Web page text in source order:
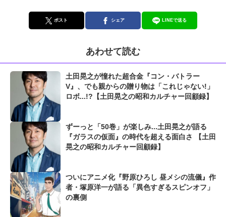
ポスト シェア LINEで送る
あわせて読む
土田晃之が憧れた超合金『コン・バトラー
V』、でも親からの贈り物は「これじゃない!」
ロボ...!?【土田晃之の昭和カルチャー回顧録】
ずーっと「50巻」が楽しみ...土田晃之が語る
『ガラスの仮面』の時代を超える面白さ 【土田
晃之の昭和カルチャー回顧録】
ついにアニメ化『野原ひろし 昼メシの流儀』作
者・塚原洋一が語る「異色すぎるスピンオフ」
の裏側